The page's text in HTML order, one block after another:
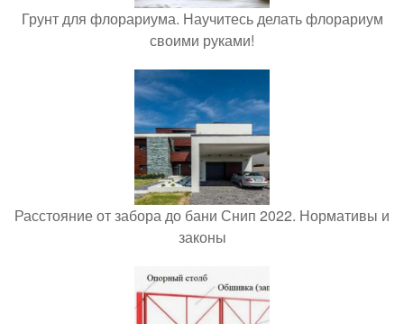
Грунт для флорариума. Научитесь делать флорариум
своими руками!
Расстояние от забора до бани Снип 2022. Нормативы и
законы